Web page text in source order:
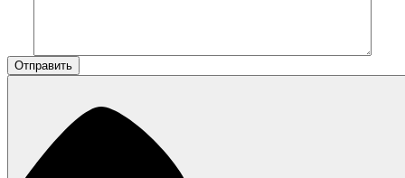
Отправить